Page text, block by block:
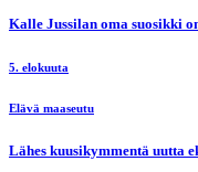
Kalle Jussilan oma suosikki
5. elokuuta
Elävä maaseutu
Lähes kuusikymmentä uutta